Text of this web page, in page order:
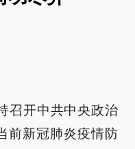
召开中共中央政治
前新冠肺炎疫情防